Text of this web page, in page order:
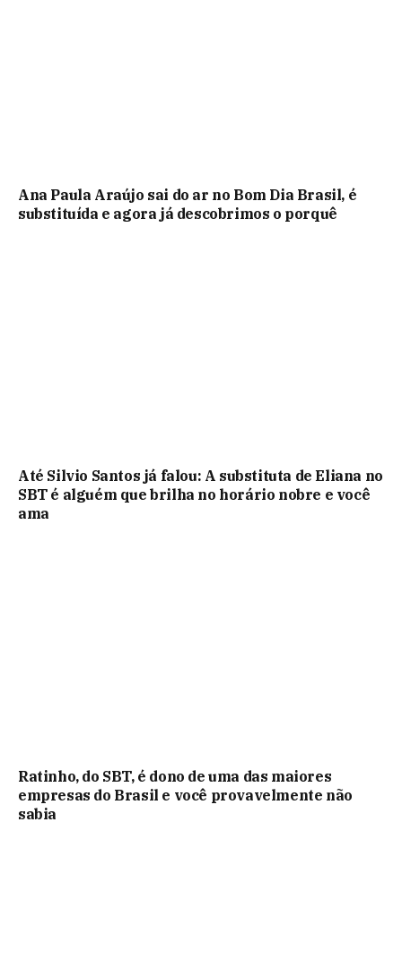
Ana Paula Araújo sai do ar no Bom Dia Brasil, é
substituída e agora já descobrimos o porquê
Até Silvio Santos já falou: A substituta de Eliana no
SBT é alguém que brilha no horário nobre e você
ama
Ratinho, do SBT, é dono de uma das maiores
empresas do Brasil e você provavelmente não
sabia